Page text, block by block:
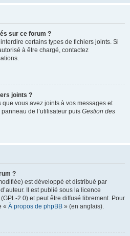
sur ce forum ?
certains types de fichiers joints. Si
à être chargé, contactez
joints ?
vous avez joints à vos messages et
de l’utilisateur puis Gestion des
?
est développé et distribué par
Il est publié sous la licence
2.0) et peut être diffusé librement. Pour
« À propos de phpBB » (en anglais).